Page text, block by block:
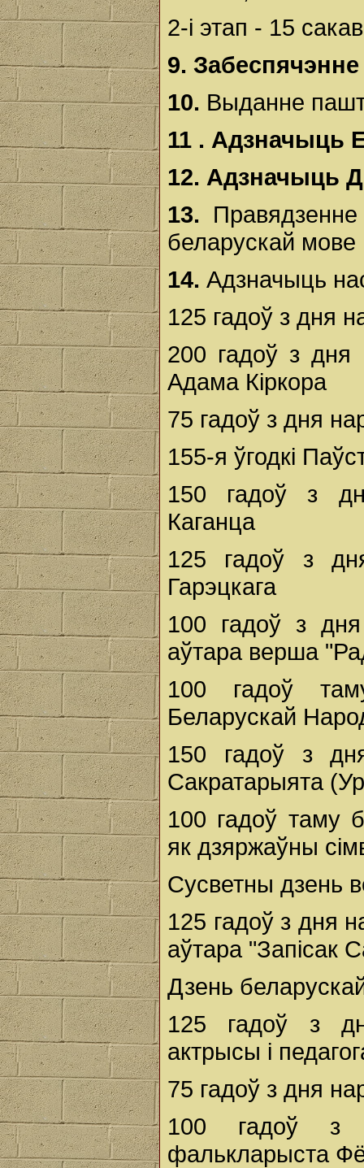
2-і этап - 15
9. Забеспячэнне
10. Выданне
11 . Адзначыць
12. Адзначыць
13.
беларускай мове
14. Адзначыць
125 гадоў з дня
200 гадоў з дня
Адама Кіркора
75 гадоў з дня
155-я ўгодкі
150 гадоў з
Каганца
125 гадоў з
Гарэцкага
100 гадоў з
аўтара верша
100 гадоў
Беларускай
150 гадоў з
Сакратарыята
100 гадоў таму
як дзяржаўны
Сусветны дзень
125 гадоў з дня
аўтара "Запісак
Дзень
125 гадоў з
актрысы і
75 гадоў з дня
100 гадоў з
фалькларыста